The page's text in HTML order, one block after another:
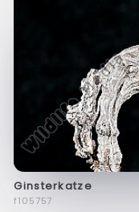
Ginsterkatze
f105757